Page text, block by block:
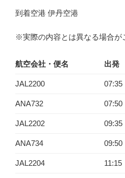
到着空港 伊丹空港
※実際の内容とは異なる場合が
航空会社・便名 出発
JAL2200 07:35
ANA732 07:50
JAL2202 09:35
ANA734 09:50
JAL2204 11:15